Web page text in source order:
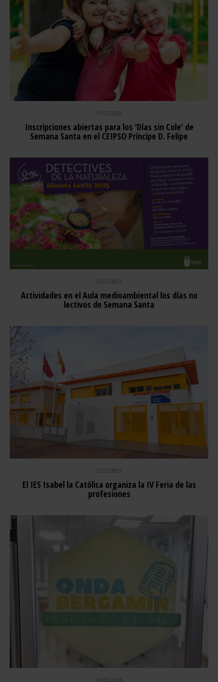
31.03.2025
Inscripciones abiertas para los 'Días sin Cole' de
Semana Santa en el CEIPSO Príncipe D. Felipe
25.03.2025
Actividades en el Aula medioambiental los días no
lectivos de Semana Santa
25.03.2025
El IES Isabel la Católica organiza la IV Feria de las
profesiones
10.03.2025